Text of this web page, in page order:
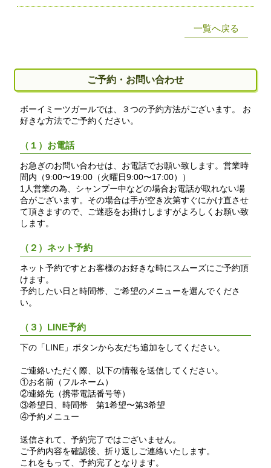
一覧へ戻る
ご予約・お問い合わせ
ボーイミーツガールでは、３つの予約方法がございます。 お
好きな方法でご予約ください。
（１）お電話
お急ぎのお問い合わせは、お電話でお願い致します。営業時
間内（9:00〜19:00（火曜日9:00〜17:00））
1人営業の為、シャンプー中などの場合お電話が取れない場
合がございます。その場合は手が空き次第すぐにかけ直させ
て頂きますので、ご迷惑をお掛けしますがよろしくお願い致
します。
（２）ネット予約
ネット予約ですとお客様のお好きな時にスムーズにご予約頂
けます。
予約したい日と時間帯、ご希望のメニューを選んでくださ
い。
（３）LINE予約
下の「LINE」ボタンから友だち追加をしてください。
ご連絡いただく際、以下の情報を送信してください。
①お名前（フルネーム）
②連絡先（携帯電話番号等）
③希望日、時間帯 第1希望〜第3希望
④予約メニュー
送信されて、予約完了ではございません。
ご予約内容を確認後、折り返しご連絡いたします。
これをもって、予約完了となります。